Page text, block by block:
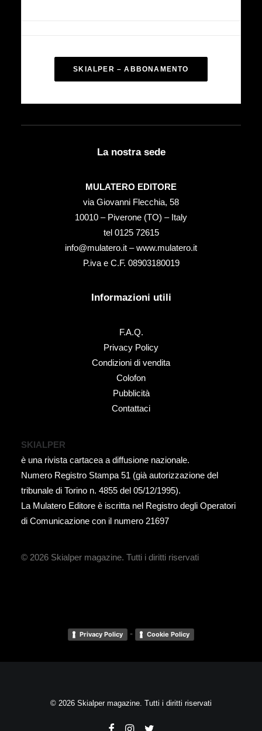
SKIALPER – ABBONAMENTO
La nostra sede
MULATERO EDITORE
via Giovanni Flecchia, 58
10010 – Piverone (TO) – Italy
tel ‭0125 72615‬
info@mulatero.it –www.mulatero.it
P.iva e C.F. 08903180019
Informazioni utili
F.A.Q.
Privacy Policy
Condizioni di vendita
Colofon
Pubblicità
Contattaci
SKIALPER
è una rivista cartacea a diffusione nazionale.
Numero Registro Stampa 51 (già autorizzazione del
tribunale di Torino n. 4855 del 05/12/1995).
La Mulatero Editore è iscritta nel Registro degli Operatori
di Comunicazione con il numero 21697
© 2026 Skialper magazine. Tutti i diritti riservati
Privacy Policy - Cookie Policy
© 2026 Skialper magazine. Tutti i diritti riservati